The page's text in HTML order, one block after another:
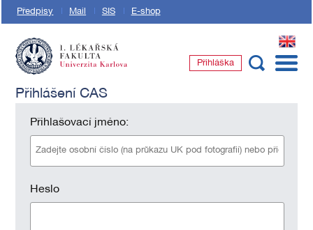
Předpisy Mail SIS E-shop
EN
Přihláška
Přihlášení CAS
Přihlašovací jméno:
Heslo